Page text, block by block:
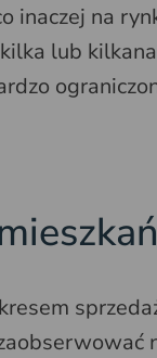
inaczej na
lub